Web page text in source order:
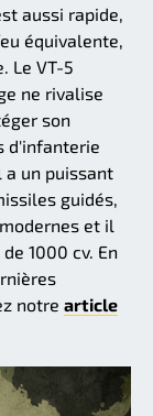
aussi rapide,
équivalente,
Le VT-5
ne rivalise
son
d'infanterie
a un puissant
guidés,
et il
1000 cv. En
notre article